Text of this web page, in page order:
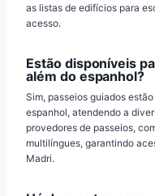
as listas de edifícios para
acesso.
Estão disponíveis
além do espanhol?
Sim, passeios guiados
espanhol, atendendo a
provedores de passeios,
multilíngues, garantindo
Madri.